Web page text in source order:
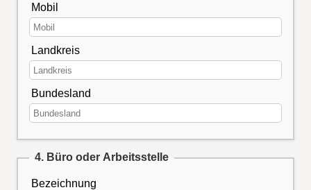
Mobil
Landkreis
Bundesland
4. Büro oder Arbeitsstelle
Bezeichnung